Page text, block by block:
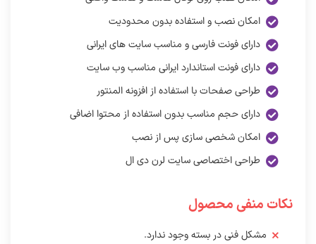
امکان نصب و استفاده بدون محدودیت
دارای فونت فارسی و مناسب سایت های ایرانی
دارای فونت استاندارد ایرانی مناسب وب سایت
طراحی صفحات با استفاده از افزونه المنتور
دارای حجم مناسب بدون استفاده از محتوا اضافی
امکان شخصی سازی پس از نصب
طراحی اختصاصی سایت لرن دی ال
نکات منفی محصول
مشکل فنی در بسته وجود ندارد.